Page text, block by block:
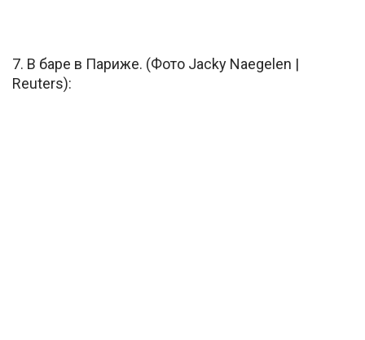
7. В баре в Париже. (Фото Jacky Naegelen |
Reuters):